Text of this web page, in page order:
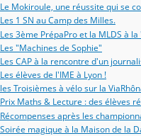
Le Mokiroule, une réussite qui se
Les 1 SN au Camp des Milles.
Les 3ème PrépaPro et la MLDS à
Les "Machines de Sophie"
Les CAP à la rencontre d'un
Les élèves de l'IME à Lyon !
les Troisièmes à vélo sur la
Prix Maths & Lecture : des élèves
Récompenses après les
Soirée magique à la Maison de la